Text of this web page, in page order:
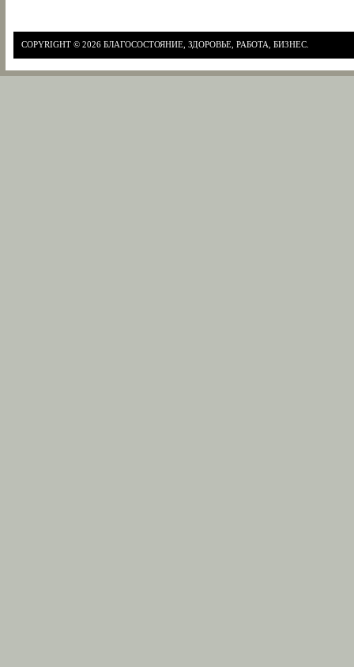
COPYRIGHT © 2026 БЛАГОСОСТОЯНИЕ, ЗДОРОВЬЕ, РАБОТА, БИЗНЕС.